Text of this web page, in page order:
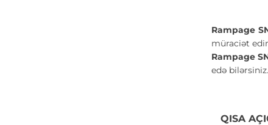
Rampage
müraciət
Rampage
edə bilərsiniz.
QISA